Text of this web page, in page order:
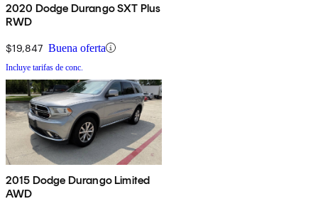
2020 Dodge Durango SXT Plus
RWD
$19,847 Buena oferta
Incluye tarifas de conc.
2015 Dodge Durango Limited
AWD